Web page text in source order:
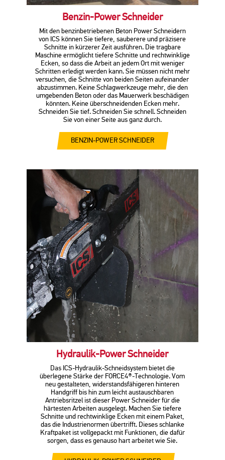
Benzin-Power Schneider
Mit den benzinbetriebenen Beton Power Schneidern
von ICS können Sie tiefere, sauberere und präzisere
Schnitte in kürzerer Zeit ausführen. Die tragbare
Maschine ermöglicht tiefere Schnitte und rechtwinklige
Ecken, so dass die Arbeit an jedem Ort mit weniger
Schritten erledigt werden kann. Sie müssen nicht mehr
versuchen, die Schnitte von beiden Seiten aufeinander
abzustimmen. Keine Schlagwerkzeuge mehr, die den
umgebenden Beton oder das Mauerwerk beschädigen
könnten. Keine überschneidenden Ecken mehr.
Schneiden Sie tief. Schneiden Sie schnell. Schneiden
Sie von einer Seite aus ganz durch.
BENZIN-POWER SCHNEIDER
Hydraulik-Power Schneider
Das ICS-Hydraulik-Schneidsystem bietet die
überlegene Stärke der FORCE4®-Technologie. Vom
neu gestalteten, widerstandsfähigeren hinteren
Handgriff bis hin zum leicht austauschbaren
Antriebsritzel ist dieser Power Schneider für die
härtesten Arbeiten ausgelegt. Machen Sie tiefere
Schnitte und rechtwinklige Ecken mit einem Paket,
das die Industrienormen übertrifft. Dieses schlanke
Kraftpaket ist vollgepackt mit Funktionen, die dafür
sorgen, dass es genauso hart arbeitet wie Sie.